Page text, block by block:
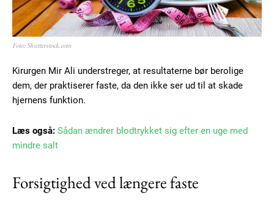
Orci varius natoque dolor
100
Foto: Shutterstock.com
Kirurgen Mir Ali understreger, at resultaterne bør berolige
dem, der praktiserer faste, da den ikke ser ud til at skade
hjernens funktion.
Læs også: Sådan ændrer blodtrykket sig efter en uge med
mindre salt
Forsigtighed ved længere faste